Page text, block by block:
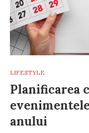
LIFESTYLE
Planificarea
anului